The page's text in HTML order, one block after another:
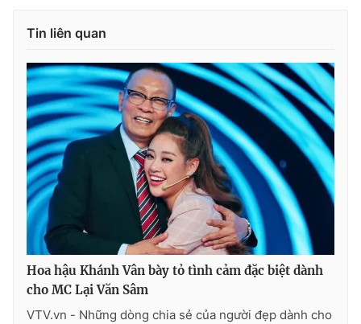
Tin liên quan
Hoa hậu Khánh Vân bày tỏ tình cảm đặc biệt dành
cho MC Lại Văn Sâm
VTV.vn - Những dòng chia sẻ của người đẹp dành cho